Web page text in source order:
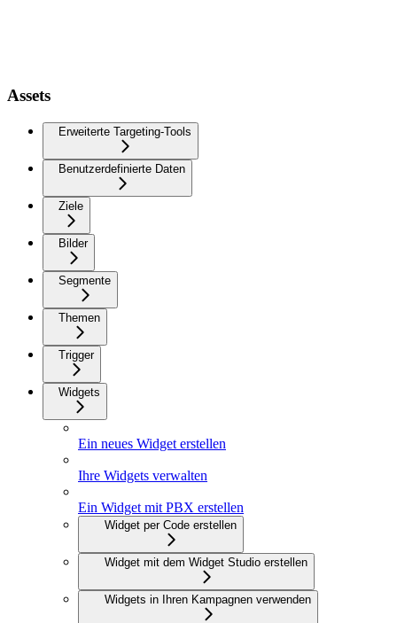
Assets
Erweiterte Targeting-Tools
Benutzerdefinierte Daten
Ziele
Bilder
Segmente
Themen
Trigger
Widgets
Ein neues Widget erstellen
Ihre Widgets verwalten
Ein Widget mit PBX erstellen
Widget per Code erstellen
Widget mit dem Widget Studio erstellen
Widgets in Ihren Kampagnen verwenden